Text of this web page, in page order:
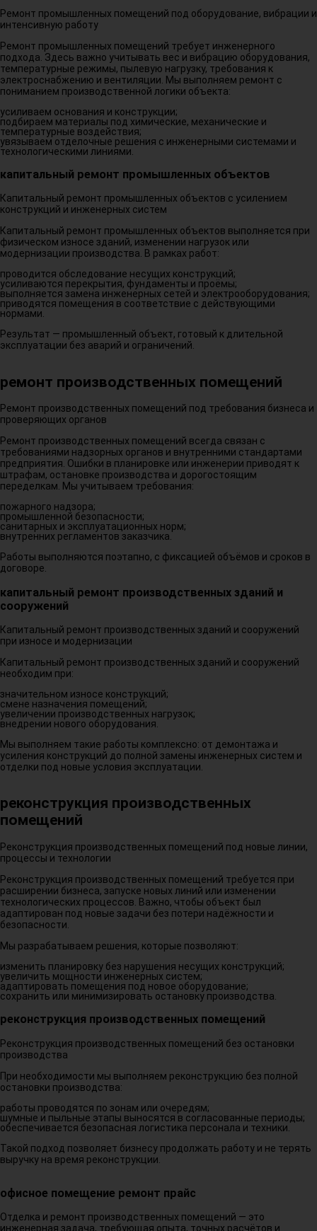
Ремонт промышленных помещений под оборудование, вибрации и
интенсивную работу
Ремонт промышленных помещений требует инженерного
подхода. Здесь важно учитывать вес и вибрацию оборудования,
температурные режимы, пылевую нагрузку, требования к
электроснабжению и вентиляции. Мы выполняем ремонт с
пониманием производственной логики объекта:
усиливаем основания и конструкции;
подбираем материалы под химические, механические и
температурные воздействия;
увязываем отделочные решения с инженерными системами и
технологическими линиями.
капитальный ремонт промышленных объектов
Капитальный ремонт промышленных объектов с усилением
конструкций и инженерных систем
Капитальный ремонт промышленных объектов выполняется при
физическом износе зданий, изменении нагрузок или
модернизации производства. В рамках работ:
проводится обследование несущих конструкций;
усиливаются перекрытия, фундаменты и проёмы;
выполняется замена инженерных сетей и электрооборудования;
приводятся помещения в соответствие с действующими
нормами.
Результат — промышленный объект, готовый к длительной
эксплуатации без аварий и ограничений.
ремонт производственных помещений
Ремонт производственных помещений под требования бизнеса и
проверяющих органов
Ремонт производственных помещений всегда связан с
требованиями надзорных органов и внутренними стандартами
предприятия. Ошибки в планировке или инженерии приводят к
штрафам, остановке производства и дорогостоящим
переделкам. Мы учитываем требования:
пожарного надзора;
промышленной безопасности;
санитарных и эксплуатационных норм;
внутренних регламентов заказчика.
Работы выполняются поэтапно, с фиксацией объёмов и сроков в
договоре.
капитальный ремонт производственных зданий и
сооружений
Капитальный ремонт производственных зданий и сооружений
при износе и модернизации
Капитальный ремонт производственных зданий и сооружений
необходим при:
значительном износе конструкций;
смене назначения помещений;
увеличении производственных нагрузок;
внедрении нового оборудования.
Мы выполняем такие работы комплексно: от демонтажа и
усиления конструкций до полной замены инженерных систем и
отделки под новые условия эксплуатации.
реконструкция производственных
помещений
Реконструкция производственных помещений под новые линии,
процессы и технологии
Реконструкция производственных помещений требуется при
расширении бизнеса, запуске новых линий или изменении
технологических процессов. Важно, чтобы объект был
адаптирован под новые задачи без потери надёжности и
безопасности.
Мы разрабатываем решения, которые позволяют:
изменить планировку без нарушения несущих конструкций;
увеличить мощности инженерных систем;
адаптировать помещения под новое оборудование;
сохранить или минимизировать остановку производства.
реконструкция производственных помещений
Реконструкция производственных помещений без остановки
производства
При необходимости мы выполняем реконструкцию без полной
остановки производства:
работы проводятся по зонам или очередям;
шумные и пыльные этапы выносятся в согласованные периоды;
обеспечивается безопасная логистика персонала и техники.
Такой подход позволяет бизнесу продолжать работу и не терять
выручку на время реконструкции.
офисное помещение ремонт прайс
Отделка и ремонт производственных помещений — это
инженерная задача, требующая опыта, точных расчётов и